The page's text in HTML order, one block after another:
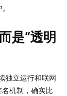
是“透明
独立运行和联网
机制，确实比